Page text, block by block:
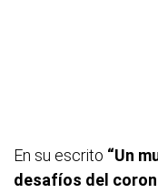
En su escrito “Un
desafíos del